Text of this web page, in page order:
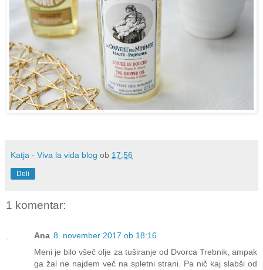
Katja - Viva la vida blog ob 17:56
Deli
1 komentar:
Ana 8. november 2017 ob 18:16
Meni je bilo všeč olje za tuširanje od Dvorca Trebnik, ampak
ga žal ne najdem več na spletni strani. Pa nič kaj slabši od